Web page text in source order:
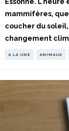
mammifères,
coucher du
changement
A LA UNE ANIMAUX